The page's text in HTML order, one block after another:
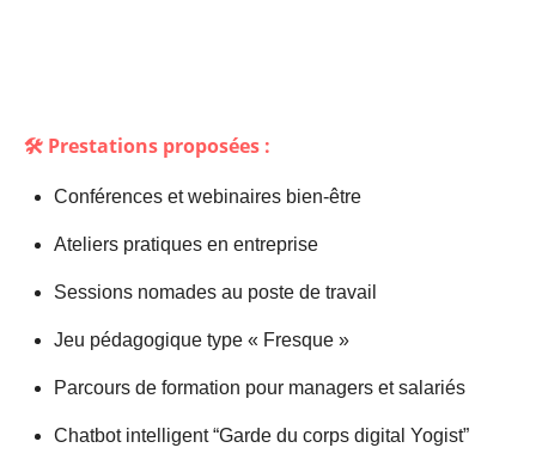
🛠️ Prestations proposées :
Conférences et webinaires bien-être
Ateliers pratiques en entreprise
Sessions nomades au poste de travail
Jeu pédagogique type « Fresque »
Parcours de formation pour managers et salariés
Chatbot intelligent “Garde du corps digital Yogist”